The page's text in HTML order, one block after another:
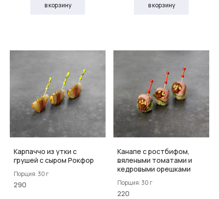
в корзину в корзину
Карпаччо из утки с
грушей с сыром Рокфор
Порция: 30 г
290
Канапе с ростбифом,
вялеными томатами и
кедровыми орешками
Порция: 30 г
220